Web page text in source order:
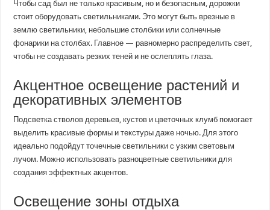
Чтобы сад был не только красивым, но и безопасным, дорожки
стоит оборудовать светильниками. Это могут быть врезные в
землю светильники, небольшие столбики или солнечные
фонарики на столбах. Главное — равномерно распределить свет,
чтобы не создавать резких теней и не ослеплять глаза.
Акцентное освещение растений и
декоративных элементов
Подсветка стволов деревьев, кустов и цветочных клумб помогает
выделить красивые формы и текстуры даже ночью. Для этого
идеально подойдут точечные светильники с узким световым
лучом. Можно использовать разноцветные светильники для
создания эффектных акцентов.
Освещение зоны отдыха